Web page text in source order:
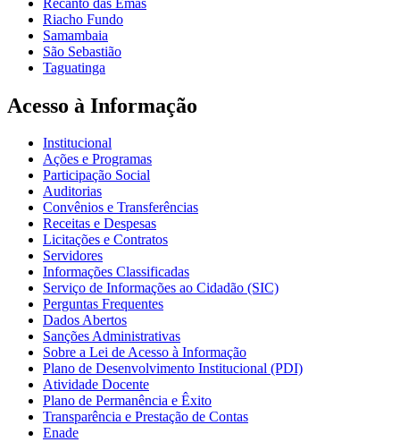
Riacho Fundo
Samambaia
São Sebastião
Taguatinga
Acesso à Informação
Institucional
Ações e Programas
Participação Social
Auditorias
Convênios e Transferências
Receitas e Despesas
Licitações e Contratos
Servidores
Informações Classificadas
Serviço de Informações ao Cidadão (SIC)
Perguntas Frequentes
Dados Abertos
Sanções Administrativas
Sobre a Lei de Acesso à Informação
Plano de Desenvolvimento Institucional (PDI)
Atividade Docente
Plano de Permanência e Êxito
Transparência e Prestação de Contas
Enade